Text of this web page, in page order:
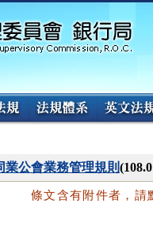
業公會業務管理規則
條文含有附件者，請